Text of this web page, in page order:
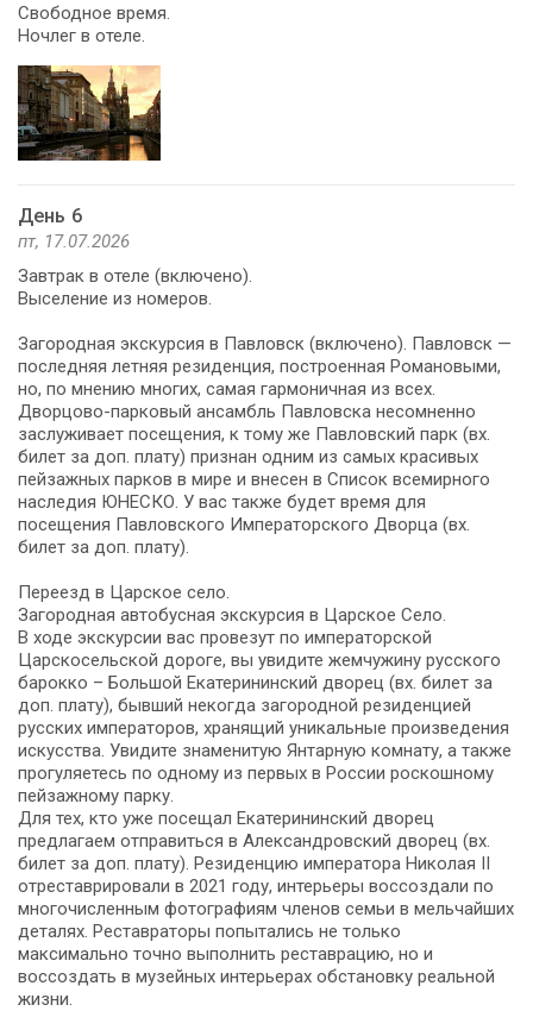
Свободное время.
Ночлег в отеле.
День 6
пт, 17.07.2026
Завтрак в отеле (включено).
Выселение из номеров.
Загородная экскурсия в Павловск (включено). Павловск —
последняя летняя резиденция, построенная Романовыми,
но, по мнению многих, самая гармоничная из всех.
Дворцово-парковый ансамбль Павловска несомненно
заслуживает посещения, к тому же Павловский парк (вх.
билет за доп. плату) признан одним из самых красивых
пейзажных парков в мире и внесен в Список всемирного
наследия ЮНЕСКО. У вас также будет время для
посещения Павловского Императорского Дворца (вх.
билет за доп. плату).
Переезд в Царское село.
Загородная автобусная экскурсия в Царское Село.
В ходе экскурсии вас провезут по императорской
Царскосельской дороге, вы увидите жемчужину русского
барокко – Большой Екатерининский дворец (вх. билет за
доп. плату), бывший некогда загородной резиденцией
русских императоров, хранящий уникальные произведения
искусства. Увидите знаменитую Янтарную комнату, а также
прогуляетесь по одному из первых в России роскошному
пейзажному парку.
Для тех, кто уже посещал Екатерининский дворец
предлагаем отправиться в Александровский дворец (вх.
билет за доп. плату). Резиденцию императора Николая II
отреставрировали в 2021 году, интерьеры воссоздали по
многочисленным фотографиям членов семьи в мельчайших
деталях. Реставраторы попытались не только
максимально точно выполнить реставрацию, но и
воссоздать в музейных интерьерах обстановку реальной
жизни.